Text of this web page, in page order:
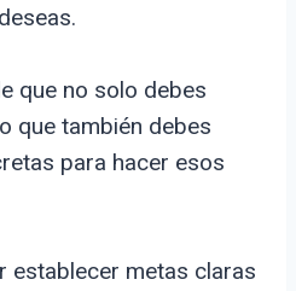
que no solo debes
que también debes
para hacer esos
establecer metas claras